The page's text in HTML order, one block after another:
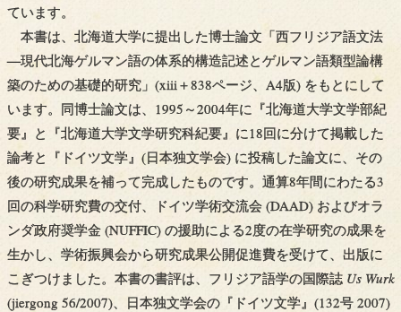
ています。
本書は、北海道大学に提出した博士論文「西フリジア語文法
―現代北海ゲルマン語の体系的構造記述とゲルマン語類型論構
築のための基礎的研究」(xiii＋838ページ、A4版) をもとにして
います。同博士論文は、1995～2004年に『北海道大学文学部紀
要』と『北海道大学文学研究科紀要』に18回に分けて掲載した
論考と『ドイツ文学』(日本独文学会) に投稿した論文に、その
後の研究成果を補って完成したものです。通算8年間にわたる3
回の科学研究費の交付、ドイツ学術交流会 (DAAD) およびオラ
ンダ政府奨学金 (NUFFIC) の援助による2度の在学研究の成果を
生かし、学術振興会から研究成果公開促進費を受けて、出版に
こぎつけました。本書の書評は、フリジア語学の国際誌 Us Wurk
(jiergong 56/2007)、日本独文学会の『ドイツ文学』(132号 2007)